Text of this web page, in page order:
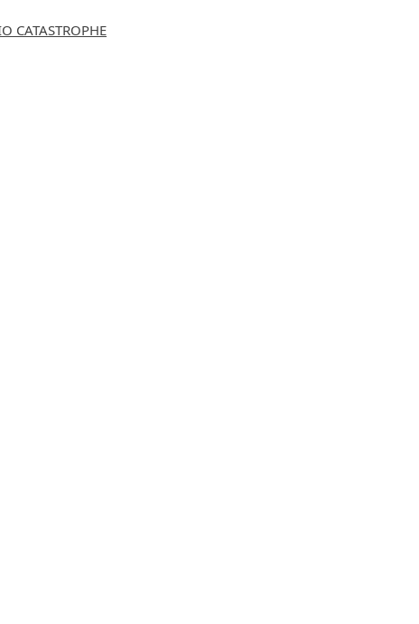
CATASTROPHE